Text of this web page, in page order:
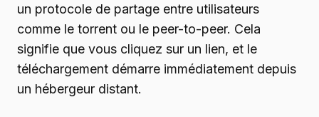
un protocole de partage entre utilisateurs
comme le torrent ou le peer-to-peer. Cela
signifie que vous cliquez sur un lien, et le
téléchargement démarre immédiatement depuis
un hébergeur distant.